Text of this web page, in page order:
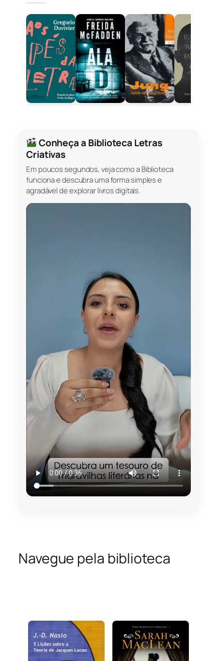
Conheça a Biblioteca Letras
Criativas
Em poucos segundos, veja como a Biblioteca
funciona e descubra uma forma simples e
agradável de explorar livros digitais.
Navegue pela biblioteca